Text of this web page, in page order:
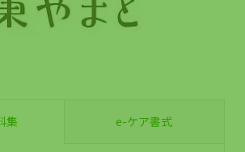
集 e-ケア書式